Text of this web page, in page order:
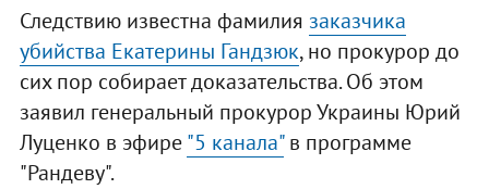
Следствию известна фамилия заказчика
убийства Екатерины Гандзюк, но прокурор до
сих пор собирает доказательства. Об этом
заявил генеральный прокурор Украины Юрий
Луценко в эфире"5 канала"в программе
"Рандеву".